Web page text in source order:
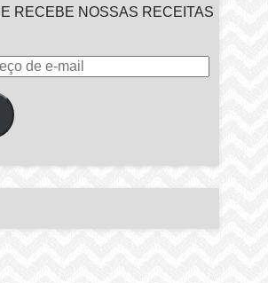
RECEBE NOSSAS RECEITAS